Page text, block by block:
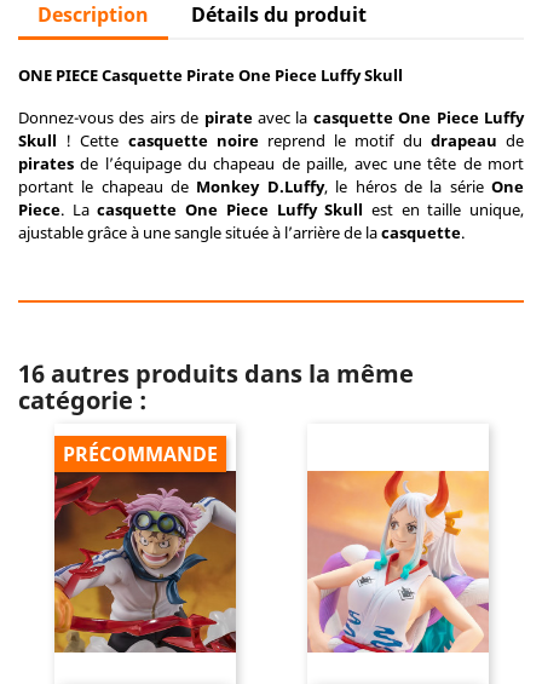
Description Détails du produit
ONE PIECE Casquette Pirate One Piece Luffy Skull
Donnez-vous des airs de pirateavec la casquette One Piece Luffy
Skull ! Cette casquette noirereprend le motif du drapeau de
pirates de l’équipage du chapeau de paille, avec une tête de mort
portant le chapeau de Monkey D.Luffy, le héros de la sérieOne
Piece. Lacasquette One Piece Luffy Skull est en taille unique,
ajustable grâce à une sangle située à l’arrière de lacasquette.
16 autres produits dans la même
catégorie :
PRÉCOMMANDE